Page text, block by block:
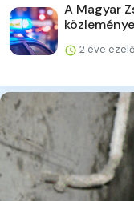
A Magyar
közleménye
2 éve